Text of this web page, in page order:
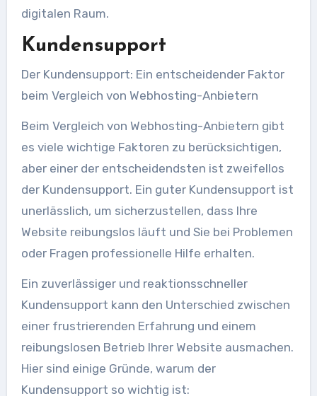
digitalen Raum.
Kundensupport
Der Kundensupport: Ein entscheidender Faktor
beim Vergleich von Webhosting-Anbietern
Beim Vergleich von Webhosting-Anbietern gibt
es viele wichtige Faktoren zu berücksichtigen,
aber einer der entscheidendsten ist zweifellos
der Kundensupport. Ein guter Kundensupport ist
unerlässlich, um sicherzustellen, dass Ihre
Website reibungslos läuft und Sie bei Problemen
oder Fragen professionelle Hilfe erhalten.
Ein zuverlässiger und reaktionsschneller
Kundensupport kann den Unterschied zwischen
einer frustrierenden Erfahrung und einem
reibungslosen Betrieb Ihrer Website ausmachen.
Hier sind einige Gründe, warum der
Kundensupport so wichtig ist: